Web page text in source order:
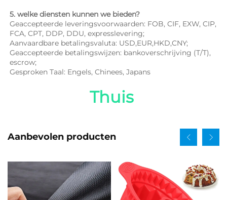
5. welke diensten kunnen we bieden?
Geaccepteerde leveringsvoorwaarden: FOB, CIF, EXW, CIP,
FCA, CPT, DDP, DDU, expresslevering;
Aanvaardbare betalingsvaluta: USD,EUR,HKD,CNY;
Geaccepteerde betalingswijzen: bankoverschrijving (T/T),
escrow;
Gesproken Taal: Engels, Chinees, Japans
Thuis
Aanbevolen producten